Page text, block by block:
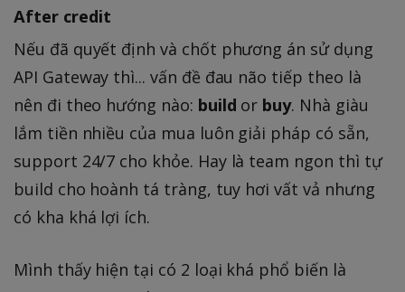
After credit
Nếu đã quyết định và chốt phương án sử dụng
API Gateway thì... vấn đề đau não tiếp theo là
nên đi theo hướng nào: build or buy. Nhà giàu
lắm tiền nhiều của mua luôn giải pháp có sẵn,
support 24/7 cho khỏe. Hay là team ngon thì tự
build cho hoành tá tràng, tuy hơi vất vả nhưng
có kha khá lợi ích.
Mình thấy hiện tại có 2 loại khá phổ biến là